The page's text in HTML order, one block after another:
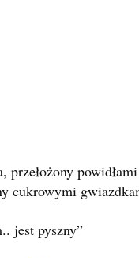
przełożony
cukrowymi
jest pyszny”